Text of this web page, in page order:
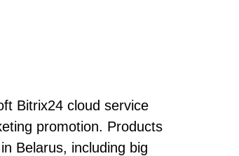
Bitrix24 cloud service
promotion. Products
Belarus, including big